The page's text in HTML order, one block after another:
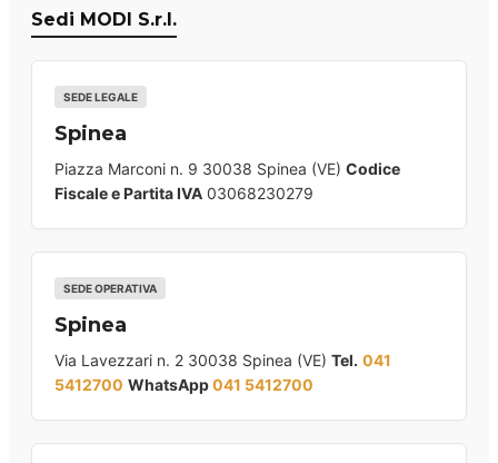
Sedi MODI S.r.l.
SEDE LEGALE
Spinea
Piazza Marconi n. 9 30038 Spinea (VE) Codice
Fiscale e Partita IVA 03068230279
SEDE OPERATIVA
Spinea
Via Lavezzari n. 2 30038 Spinea (VE) Tel. 041
5412700 WhatsApp041 5412700